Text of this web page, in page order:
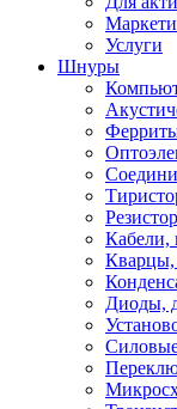
Услуги
Шнуры
Кабели,
Кварцы,
Диоды,